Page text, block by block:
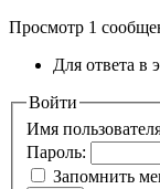
Просмотр 1
Для ответа в
Войти
Имя
Пароль:
Запомнить